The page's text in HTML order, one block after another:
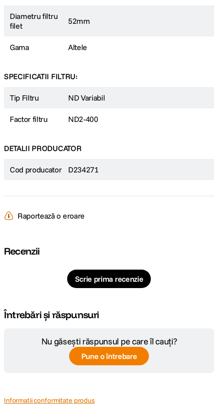
Diametru filtru
filet
52mm
Gama Altele
SPECIFICATII FILTRU:
Tip Filtru ND Variabil
Factor filtru ND2-400
DETALII PRODUCATOR
Cod producator D234271
Raportează o eroare
Recenzii
Scrie prima recenzie
Întrebări și răspunsuri
Nu găsești răspunsul pe care îl cauți?
Pune o întrebare
Informatii conformitate produs